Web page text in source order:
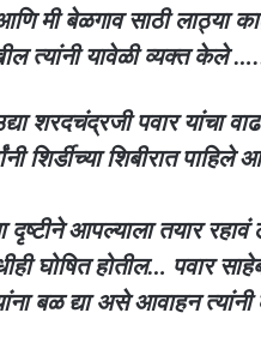
मी बेळगाव साठी लाठ्या
त्यांनी यावेळी व्यक्त केले
शरदचंद्रजी पवार यांचा
शिर्डीच्या शिबीरात
आपल्याला तयार रहावं
घोषित होतील… पवार
बळ द्या असे आवाहन त्यांनी